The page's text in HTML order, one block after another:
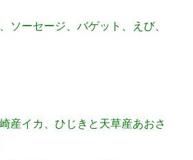
ソーセージ、バゲット、えび、
産イカ、ひじきと天草産あおさ